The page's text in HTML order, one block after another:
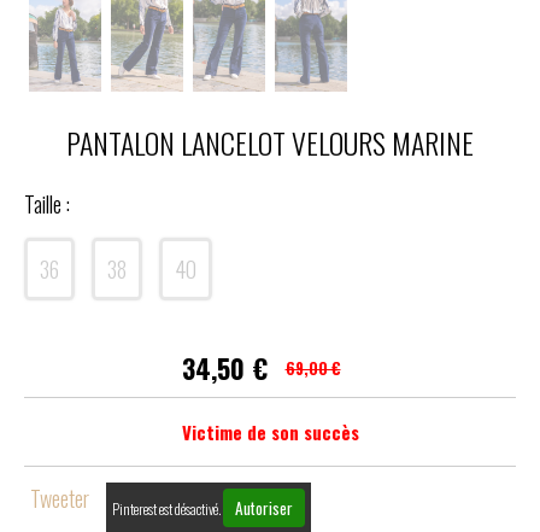
PANTALON LANCELOT VELOURS MARINE
Taille :
36 38 40
34,50 € 69,00 €
Victime de son succès
Tweeter Pinterest est désactivé. Autoriser